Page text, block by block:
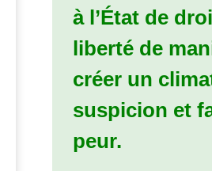
à l’État de
liberté de
créer un
suspicion et
peur.